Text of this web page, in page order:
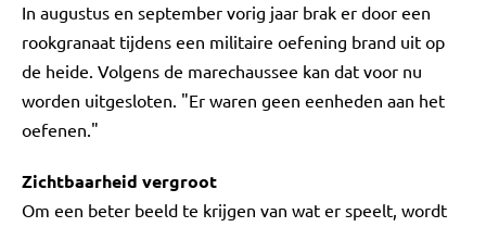
In augustus en september vorig jaar brak er door een
rookgranaat tijdens een militaire oefening brand uit op
de heide. Volgens de marechaussee kan dat voor nu
worden uitgesloten. "Er waren geen eenheden aan het
oefenen."
Zichtbaarheid vergroot
Om een beter beeld te krijgen van wat er speelt, wordt